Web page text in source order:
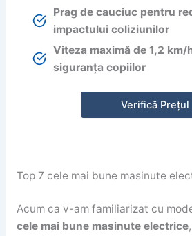
Prag de cauciuc pentru
impactului coliziunilor
Viteza maximă de 1,2 km/
siguranța copiilor
Verifică Prețul
Top 7 cele mai bune masinute
Acum ca v-am familiarizat cu
cele mai bune masinute electrice